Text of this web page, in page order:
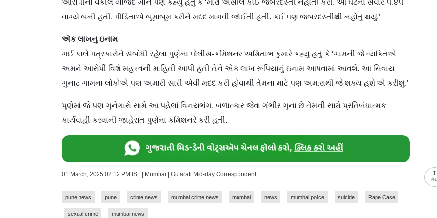
આરોપીના વકીલ વાજિદ ખાને પણ કહ્યું હતું કે ‘મારા અસીલે કોઈ જબરદસ્તી નહોતી કરી. આ ઘટના સવારે ૫.૪૫
વાગ્યે બની હતી. પીડિતાએ બૂમાબૂમ કરીને મદદ માગવી જોઈતી હતી. કંઈ પણ જબરદસ્તીથી નહોતું થયું.’
એક લાખનું ઇનામ
ગઈ કાલે પત્રકારોને સંબોધી રહેલા પુણેના પોલીસ-કમિશનર અમિતાભ કુમારે કહ્યું હતું કે ‘ગામની જે વ્યક્તિએ
અમને આરોપી વિશે મહત્ત્વની માહિતી આપી હતી તેને એક લાખ રૂપિયાનું ઇનામ આપવામાં આવશે. આ સિવાય
ગુનાટ ગામના લોકોએ પણ અમારી સારી એવી મદદ કરી હોવાથી તેમના માટે પણ અમારાથી જે શક્ય હશે એ કરીશું.’
પુણેમાં જે પણ ગુનેગારો સામે આ પહેલાં વિનયભંગ, બળાત્કાર જેવા ગંભીર ગુના છે તેમની સામે પ્રતિબંધાત્મક
કાર્યવાહી કરવાની જાહેરાત પુણેના કમિશનરે કરી હતી.
01 March, 2025 02:12 PM IST | Mumbai | Gujarati Mid-day Correspondent
pune news pune crime news mumbai crime news mumbai news mumbai police suicide Rape Case
sexual crime mumbai news